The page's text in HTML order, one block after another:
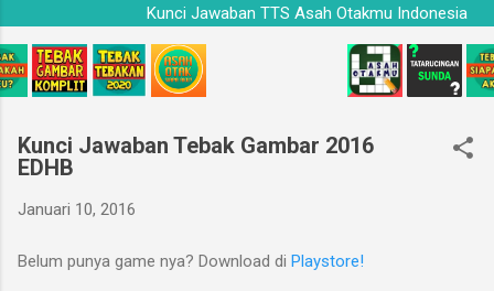
Kunci Jawaban TTS Asah Otakmu Indonesia
Kunci Jawaban Tebak Gambar 2016
EDHB
Januari 10, 2016
Belum punya game nya? Download di Playstore!